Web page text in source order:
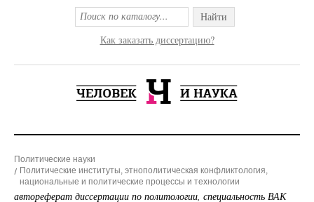
Найти
Как заказать диссертацию?
Политические науки
Политические институты, этнополитическая конфликтология,
национальные и политические процессы и технологии
автореферат диссертации по политологии, специальность ВАК